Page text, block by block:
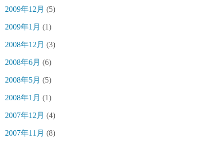
2009年12月 (5)
2009年1月 (1)
2008年12月 (3)
2008年6月 (6)
2008年5月 (5)
2008年1月 (1)
2007年12月 (4)
2007年11月 (8)